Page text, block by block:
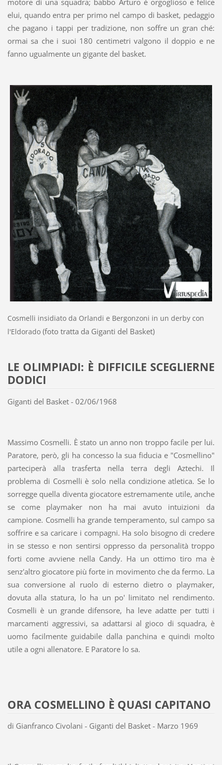
elui, quando entra per primo nel campo di basket, pedaggio
che pagano i tappi per tradizione, non soffre un gran ché:
ormai sa che i suoi 180 centimetri valgono il doppio e ne
fanno ugualmente un gigante del basket.
Cosmelli insidiato da Orlandi e Bergonzoni in un derby con
l'Eldorado(foto tratta da Giganti del Basket)
LE OLIMPIADI: È DIFFICILE SCEGLIERNE
DODICI
Giganti del Basket - 02/06/1968
Massimo Cosmelli. È stato un anno non troppo facile per lui.
Paratore, però, gli ha concesso la sua fiducia e "Cosmellino"
parteciperà alla trasferta nella terra degli Aztechi. Il
problema di Cosmelli è solo nella condizione atletica. Se lo
sorregge quella diventa giocatore estremamente utile, anche
se come playmaker non ha mai avuto intuizioni da
campione. Cosmelli ha grande temperamento, sul campo sa
soffrire e sa caricare i compagni. Ha solo bisogno di credere
in se stesso e non sentirsi oppresso da personalità troppo
forti come avviene nella Candy. Ha un ottimo tiro ma è
senz'altro giocatore più forte in movimento che da fermo. La
sua conversione al ruolo di esterno dietro o playmaker,
dovuta alla statura, lo ha un po' limitato nel rendimento.
Cosmelli è un grande difensore, ha leve adatte per tutti i
marcamenti aggressivi, sa adattarsi al gioco di squadra, è
uomo facilmente guidabile dalla panchina e quindi molto
utile a ogni allenatore. E Paratore lo sa.
ORA COSMELLINO È QUASI CAPITANO
di Gianfranco Civolani - Giganti del Basket - Marzo 1969